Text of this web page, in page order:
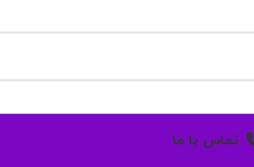
تماس با ما